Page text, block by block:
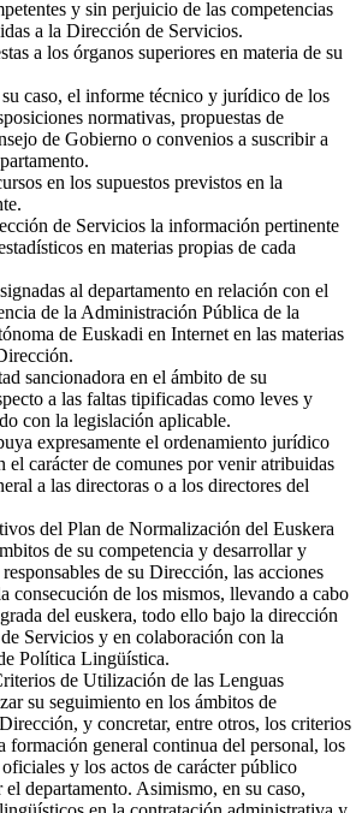
y sin perjuicio de las competencias
a la Dirección de Servicios.
a los órganos superiores en materia de su
caso, el informe técnico y jurídico de los
normativas, propuestas de
de Gobierno o convenios a suscribir a
en los supuestos previstos en la
de Servicios la información pertinente
en materias propias de cada
al departamento en relación con el
de la Administración Pública de la
de Euskadi en Internet en las materias
sancionadora en el ámbito de su
a las faltas tipificadas como leves y
con la legislación aplicable.
expresamente el ordenamiento jurídico
el carácter de comunes por venir atribuidas
a las directoras o a los directores del
del Plan de Normalización del Euskera
de su competencia y desarrollar y
de su Dirección, las acciones
consecución de los mismos, llevando a cabo
del euskera, todo ello bajo la dirección
Servicios y en colaboración con la
Política Lingüística.
de Utilización de las Lenguas
su seguimiento en los ámbitos de
y concretar, entre otros, los criterios
formación general continua del personal, los
y los actos de carácter público
departamento. Asimismo, en su caso,